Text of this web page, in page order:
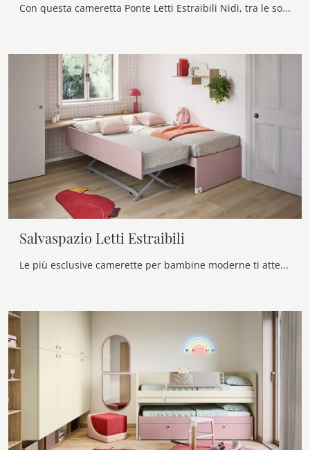
Con questa cameretta Ponte Letti Estraibili Nidi, tra le soluzioni a ponte, potrai ammobiliare stanze moderne per ragazzi.
Salvaspazio Letti Estraibili
Le più esclusive camerette per bambine moderne ti attendono! Scopri il modello Salvaspazio Letti Estraibili di Nidi.